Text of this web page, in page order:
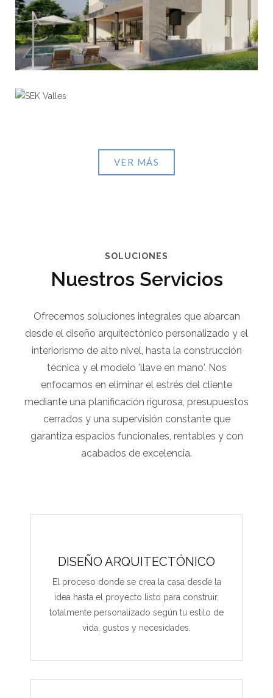
View portfolio: SEK Valles
SEK Valles
VER MÁS
SOLUCIONES
Nuestros Servicios
Ofrecemos soluciones integrales que abarcan
desde el diseño arquitectónico personalizado y el
interiorismo de alto nivel, hasta la construcción
técnica y el modelo 'llave en mano'. Nos
enfocamos en eliminar el estrés del cliente
mediante una planificación rigurosa, presupuestos
cerrados y una supervisión constante que
garantiza espacios funcionales, rentables y con
acabados de excelencia.
DISEÑO ARQUITECTÓNICO
El proceso donde se crea la casa desde la
idea hasta el proyecto listo para construir,
totalmente personalizado según tu estilo de
vida, gustos y necesidades.